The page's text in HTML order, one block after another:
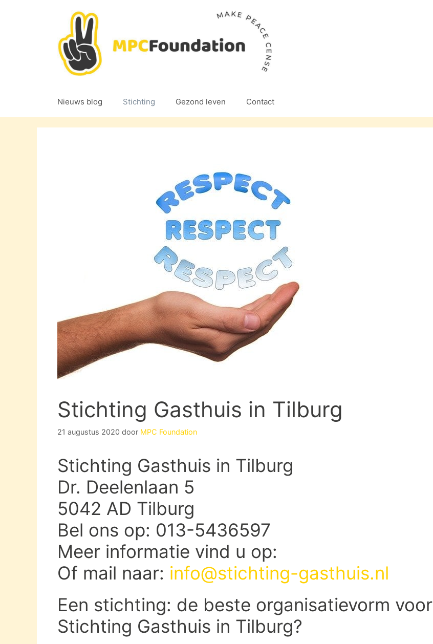
Nieuws blog Stichting Gezond leven Contact
Stichting Gasthuis in Tilburg
21 augustus 2020 door MPC Foundation
Stichting Gasthuis in Tilburg
Dr. Deelenlaan 5
5042 AD Tilburg
Bel ons op: 013-5436597
Meer informatie vind u op:
Of mail naar: info@stichting-gasthuis.nl
Een stichting: de beste organisatievorm voor
Stichting Gasthuis in Tilburg?